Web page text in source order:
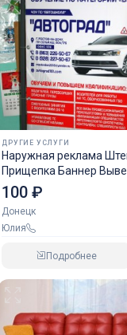
ДРУГИЕ УСЛУГИ
Наружная реклама Штендер
Прищепка
100 ₽
Донецк
Юлия
Подробнее